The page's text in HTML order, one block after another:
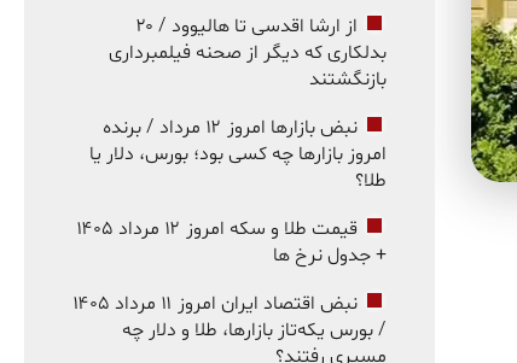
از ارشا اقدسی تا هالیوود / ۲۰
بدلکاری که دیگر از صحنه فیلمبرداری
بازنگشتند
نبض بازارها امروز ۱۲ مرداد / برنده
امروز بازارها چه کسی بود؛ بورس، دلار یا
طلا؟
قیمت طلا و سکه امروز ۱۲ مرداد ۱۴۰۵
+ جدول نرخ ها
نبض اقتصاد ایران امروز ۱۱ مرداد ۱۴۰۵
/ بورس یکه‌تاز بازارها، طلا و دلار چه
مسیری رفتند؟